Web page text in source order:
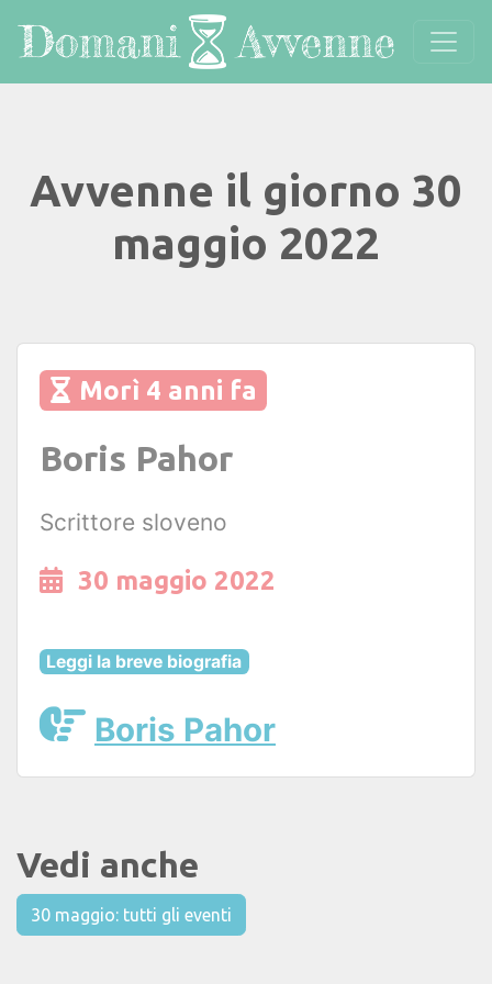
Avvenne il giorno 30
maggio 2022
Morì 4 anni fa
Boris Pahor
Scrittore sloveno
30 maggio 2022
Leggi la breve biografia
Boris Pahor
Vedi anche
30 maggio: tutti gli eventi